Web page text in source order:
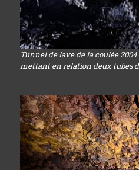
Tunnel de lave de la coulée
mettant en relation deux tubes